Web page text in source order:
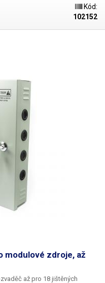
souběžně. U 5V větve je rozpětí
Kód:
102152
modulové zdroje, až
až pro 18 jištěných